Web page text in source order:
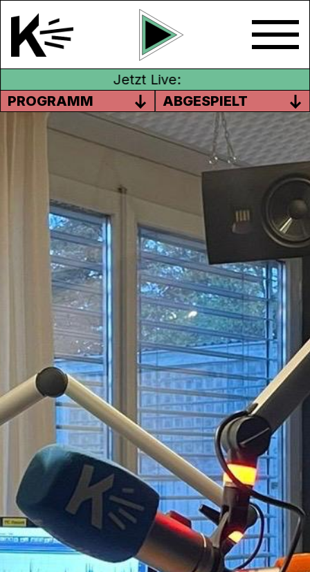
Jetzt Live:
PROGRAMM
ABGESPIELT
TANZINOLTEN
TANZINOLTEN
Festival feiert in diesem
Jahr seine 28. Ausgabe. Jedes Jahr im
November, wenn die Blätter fallen und die
Temperaturen sinken, versammeln sich für
einige Tage verschiedenste Tanzgruppen,
Tänzerinnen und Tänzer, Choreograf*innen
und Nachwuchskünstler*innen im
Kulturzentrum Schützi, um gemeinsam zu
Oder genauer gesagt, um „weiter zu
tanzen“ – das diesjährige Motto lautet
nämlichKeep Dancing. Diesen Slogan hat
die neue künstlerische Leiterin Patricia
Bianci festgelegt. Sie stellte sich dabei die
Frage, wie sie dem Festival neue Impulse
verleihen kann, ohne das Bestehende zu
vernachlässigen.
Das TANZINOLTEN Festival bietet
tiefgründige und sozialkritische